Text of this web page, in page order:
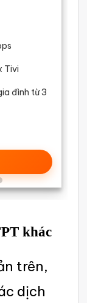
Tivi
đình từ 3
khác
trên,
dịch